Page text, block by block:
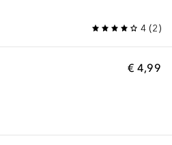
4 (2)
€ 4,99